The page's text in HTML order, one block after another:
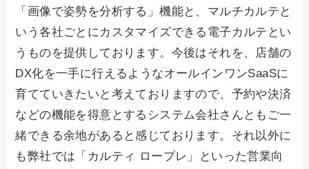
「画像で姿勢を分析する」機能と、マルチカルテと
いう各社ごとにカスタマイズできる電子カルテとい
うものを提供しております。今後はそれを、店舗の
DX化を一手に行えるようなオールインワンSaaSに
育てていきたいと考えておりますので、予約や決済
などの機能を得意とするシステム会社さんともご一
緒できる余地があると感じております。それ以外に
も弊社では「カルティ ロープレ」といった営業向